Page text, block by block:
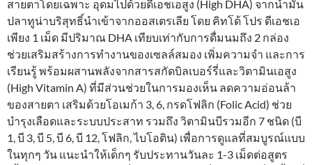
สายตาโดยเฉพาะ อุดมไปด้วยดีเอชเอสูง (High DHA) จากน้ำมัน
ปลาทูน่าบริสุทธิ์นำเข้าจากออสเตรเลีย โดย คิทโด้ โปร ดีเอชเอ
เพียง 1 เม็ด มีปริมาณ DHA เทียบเท่ากับการดื่มนมถึง 2 กล่อง
ช่วยเสริมสร้างการทำงานของเซลล์สมอง เพิ่มความจำ และการ
เรียนรู้ พร้อมผสานพลังจากสารสกัดบิลเบอร์รี่และวิตามินเอสูง
(High Vitamin A) ที่มีส่วนช่วยในการมองเห็น ลดความอ่อนล้า
ของสายตา เสริมด้วยโอเมก้า 3, 6, กรดโฟลิก (Folic Acid) ช่วย
บำรุงเลือดและระบบประสาท รวมถึง วิตามินบีรวมอีก 7 ชนิด (บี
1, บี 3, บี 5, บี 6, บี 12, โฟลิก, ไบโอติน) เพื่อการดูแลที่สมบูรณ์แบบ
ในทุกๆ วัน แนะนำให้เด็กๆ รับประทานวันละ 1-3 เม็ดต่อสูตร